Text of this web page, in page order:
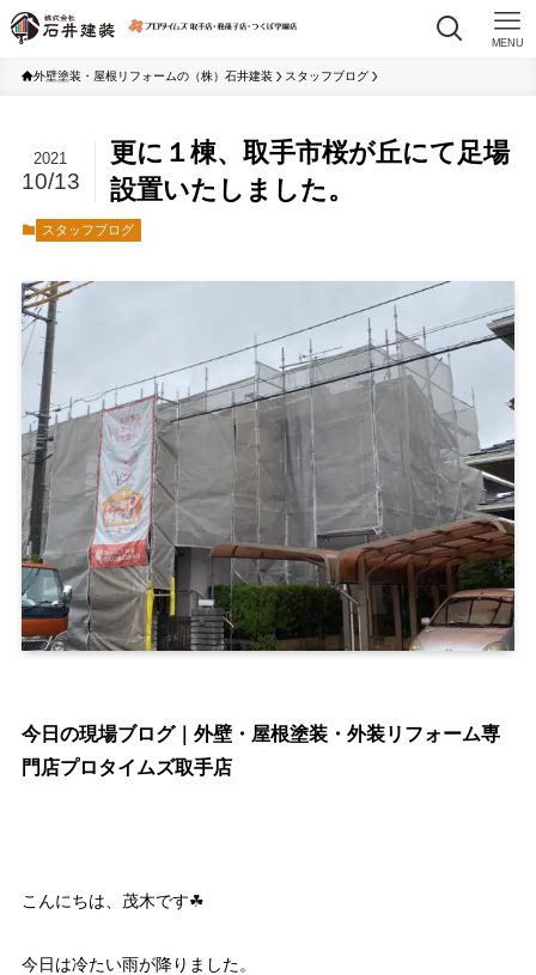
MENU
外壁塗装・屋根リフォームの（株）石井建装 スタッフブログ
更に１棟、取手市桜が丘にて足場
設置いたしました。
2021
10/13
スタッフブログ
今日の現場ブログ｜外壁・屋根塗装・外装リフォーム専
門店プロタイムズ取手店
こんにちは、茂木です☘
今日は冷たい雨が降りました。